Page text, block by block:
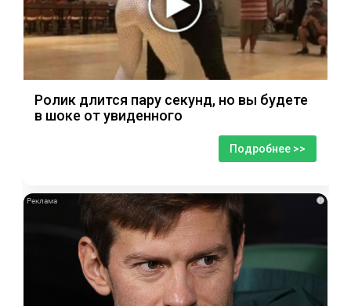
Ролик длится пару секунд, но вы будете
в шоке от увиденного
Подробнее >>
i